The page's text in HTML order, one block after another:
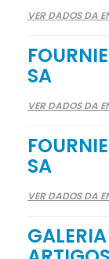
VER DADOS DA
SA
VER DADOS DA
SA
VER DADOS DA